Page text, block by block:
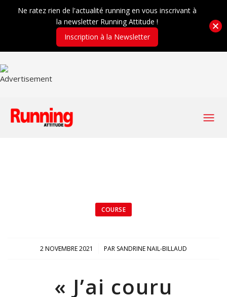
COURSE
2 NOVEMBRE 2021
/ PAR SANDRINE NAIL-BILLAUD
« J’ai couru
Ne ratez rien de l'actualité running en vous inscrivant à
la newsletter Running Attitude !
Inscription à la Newsletter